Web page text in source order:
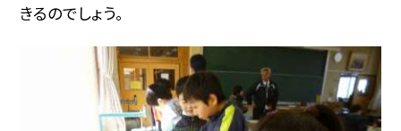
きるのでしょう。